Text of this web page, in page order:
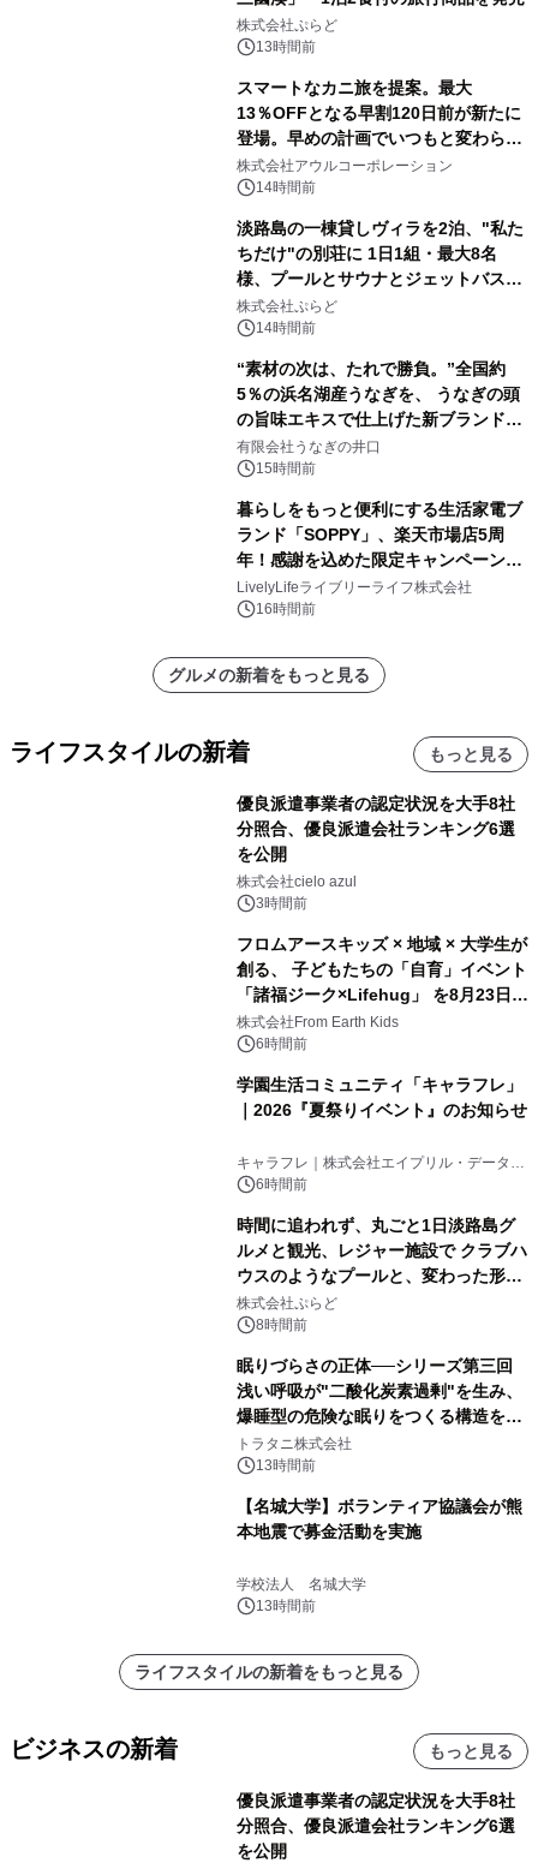
株式会社ぷらど
13時間前
スマートなカニ旅を提案。最大
13％OFFとなる早割120日前が新たに
登場。早めの計画でいつもと変わらぬ
大人の冬旅を。ー夕日ヶ浦温泉「佳松
苑 別邸ふうか」ー
株式会社アウルコーポレーション
14時間前
淡路島の一棟貸しヴィラを2泊、"私た
ちだけ"の別荘に 1日1組・最大8名
様、プールとサウナとジェットバス付
きで Villa Mon Temps AWAJIの連泊
素泊りプラン
株式会社ぷらど
14時間前
“素材の次は、たれで勝負。”全国約
5％の浜名湖産うなぎを、 うなぎの頭
の旨味エキスで仕上げた新ブランド
「井口の誉」誕生
有限会社うなぎの井口
15時間前
暮らしをもっと便利にする生活家電ブ
ランド「SOPPY」、楽天市場店5周
年！感謝を込めた限定キャンペーンを
8月10日より開催
LivelyLifeライブリーライフ株式会社
16時間前
グルメの新着をもっと見る
ライフスタイルの新着 もっと見る
優良派遣事業者の認定状況を大手8社
分照合、優良派遣会社ランキング6選
を公開
株式会社cielo azul
3時間前
フロムアースキッズ × 地域 × 大学生が
創る、 子どもたちの「自育」イベント
「諸福ジーク×Lifehug」 を8月23日
(日)開催
株式会社From Earth Kids
6時間前
学園生活コミュニティ「キャラフレ」
｜2026『夏祭りイベント』のお知らせ
キャラフレ｜株式会社エイプリル・データ・
デザインズ
6時間前
時間に追われず、丸ごと1日淡路島グ
ルメと観光、レジャー施設で クラブハ
ウスのようなプールと、変わった形の
サウナも 「THE BOXY AWAJI」のお
得な素泊まり連泊プランで
株式会社ぷらど
8時間前
眠りづらさの正体──シリーズ第三回
浅い呼吸が"二酸化炭素過剰"を生み、
爆睡型の危険な眠りをつくる構造を解
説
トラタニ株式会社
13時間前
【名城大学】ボランティア協議会が熊
本地震で募金活動を実施
学校法人 名城大学
13時間前
ライフスタイルの新着をもっと見る
ビジネスの新着 もっと見る
優良派遣事業者の認定状況を大手8社
分照合、優良派遣会社ランキング6選
を公開